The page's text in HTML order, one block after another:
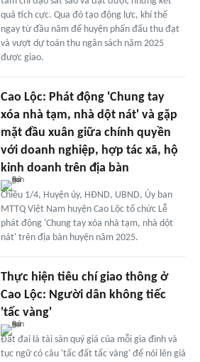
quả tích cực. Qua đó tạo động lực, khí thế
ngay từ đầu năm để huyện phấn đấu thu đạt
và vượt dự toán thu ngân sách năm 2025
được giao.
Cao Lộc: Phát động 'Chung tay
xóa nhà tạm, nhà dột nát' và gặp
mặt đầu xuân giữa chính quyền
với doanh nghiệp, hợp tác xã, hộ
kinh doanh trên địa bàn
Chiều 1/4, Huyện ủy, HĐND, UBND, Ủy ban
MTTQ Việt Nam huyện Cao Lộc tổ chức Lễ
phát động 'Chung tay xóa nhà tạm, nhà dột
nát' trên địa bàn huyện năm 2025.
Thực hiện tiêu chí giao thông ở
Cao Lộc: Người dân không tiếc
'tấc vàng'
Đất đai là tài sản quý giá của mỗi gia đình và
tục ngữ có câu 'tấc đất tấc vàng' để nói lên giá